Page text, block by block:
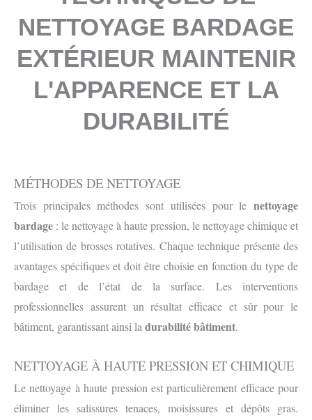
NETTOYAGE BARDAGE
EXTÉRIEUR MAINTENIR
L'APPARENCE ET LA
DURABILITÉ
MÉTHODES DE NETTOYAGE
Trois principales méthodes sont utilisées pour le nettoyage
bardage : le nettoyage à haute pression, le nettoyage chimique et
l’utilisation de brosses rotatives. Chaque technique présente des
avantages spécifiques et doit être choisie en fonction du type de
bardage et de l’état de la surface. Les interventions
professionnelles assurent un résultat efficace et sûr pour le
bâtiment, garantissant ainsi la durabilité bâtiment.
NETTOYAGE À HAUTE PRESSION ET CHIMIQUE
Le nettoyage à haute pression est particulièrement efficace pour
éliminer les salissures tenaces, moisissures et dépôts gras.